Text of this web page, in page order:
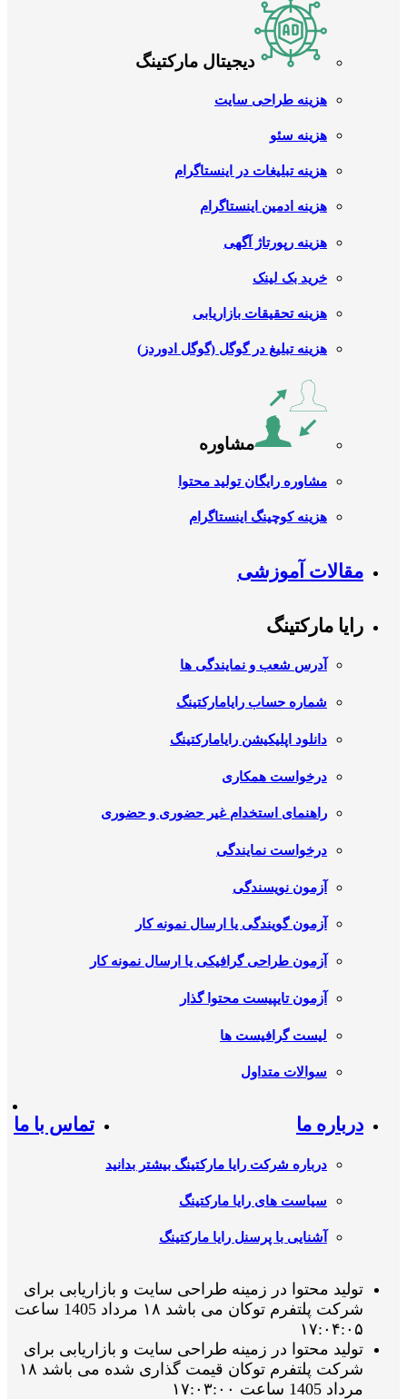
دیجیتال مارکتینگ
هزینه طراحی سایت
هزینه سئو
هزینه تبلیغات در اینستاگرام
هزینه ادمین اینستاگرام
هزینه رپورتاژ آگهی
خرید بک لینک
هزینه تحقیقات بازاریابی
هزینه تبلیغ در گوگل (گوگل ادوردز)
مشاوره
مشاوره رایگان تولید محتوا
هزینه کوچینگ اینستاگرام
مقالات آموزشی
رایا مارکتینگ
آدرس شعب و نمایندگی ها
شماره حساب رایامارکتینگ
دانلود اپلیکیشن رایامارکتینگ
درخواست همکاری
راهنمای استخدام غیر حضوری و حضوری
درخواست نمایندگی
آزمون نویسندگی
آزمون گویندگی یا ارسال نمونه کار
آزمون طراحی گرافیکی یا ارسال نمونه کار
آزمون تایپیست محتوا گذار
لیست گرافیست ها
سوالات متداول
درباره ما
درباره شرکت رایا مارکتینگ بیشتر بدانید
سیاست های رایا مارکتینگ
آشنایی با پرسنل رایا مارکتینگ
تماس با ما
تولید محتوا در زمینه طراحی سایت و بازاریابی برای
شرکت پلتفرم توکان می باشد ۱۸ مرداد 1405 ساعت
۱۷:۰۴:۰۵
تولید محتوا در زمینه طراحی سایت و بازاریابی برای
شرکت پلتفرم توکان قیمت گذاری شده می باشد ۱۸
مرداد 1405 ساعت ۱۷:۰۳:۰۰